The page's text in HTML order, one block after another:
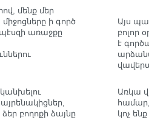
մենք մեր
ի գործ
առաջքը
ձեր բողոքի ձայնը
Այս
բոլոր
է
Առկա
համար,
կոչ